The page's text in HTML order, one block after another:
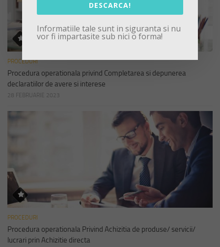
PROCEDURI
Procedura operationala privind Completarea si depunerea
declaratiilor de avere si interese
28 FEBRUARIE 2023
PROCEDURI
Procedura operationala Privind Achizitia de produse/ servicii/
lucrari prin Achizitie directa
DESCARCA!
Informatiile tale sunt in siguranta si nu
vor fi impartasite sub nici o forma!